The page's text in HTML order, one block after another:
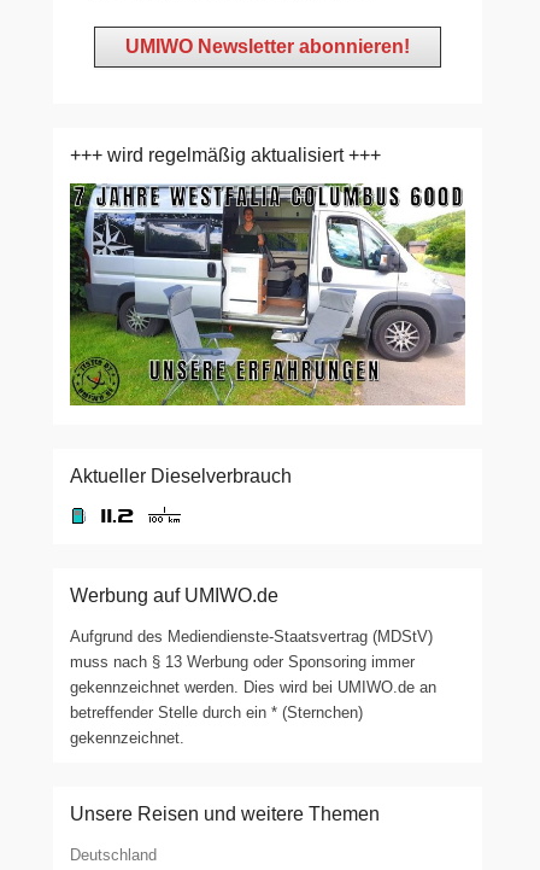
+++ wird regelmäßig aktualisiert +++
Aktueller Dieselverbrauch
Werbung auf UMIWO.de
Aufgrund des Mediendienste-Staatsvertrag (MDStV)
muss nach § 13 Werbung oder Sponsoring immer
gekennzeichnet werden. Dies wird bei UMIWO.de an
betreffender Stelle durch ein * (Sternchen)
gekennzeichnet.
Unsere Reisen und weitere Themen
Deutschland